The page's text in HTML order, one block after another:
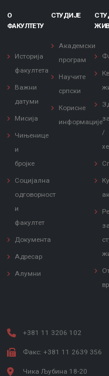
О
ФАКУЛТЕТУ
Историја
факултета
Важни
датуми
Мисија
Чињенице
и
бројке
Социјална
одговорност
и
факултет
Документа
Адресар
Алумни
СТУДИЈЕ
Академски
програм
Научите
српски
Корисне
информације
/
за
+381 11 3206 102
Факс: +381 11 2639 356
Чика Љубина 18-20